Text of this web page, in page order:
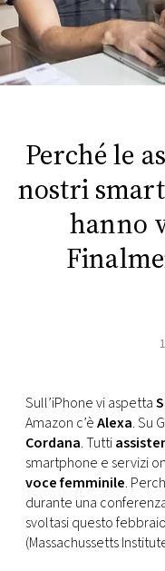
FOTO
CONCORSI
EVENTI
VIDEO
RMC
CONSIGLIA
Perché le
nostri
hanno
Sull’iPhone vi aspetta
Amazon c’èAlexa. Su
Cordana. Tutti
smartphone e servizi
voce femminile.
durante una
svoltasi questo
(Massachussetts